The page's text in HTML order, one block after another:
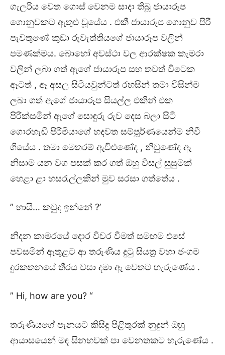
ගැලරිය වෙත ගොස් වෙනම සාදා තිබූ ජායාරූප
ගොනුවකට ඇතුළු වූයේය . එකී ජායාරූප ගොනුව පිරී
පැවතුණේ කුඩා රුවැත්තියගේ ජායාරූප වලින්
පමණක්මය. බොහෝ අවස්ථා වල ආරක්ෂක කැමරා
වලින් ලබා ගත් ඇගේ ජායාරූප සහ තවත් විටෙක
ඈටත් , ඈ අසල සිටියවුන්ටත් රහසින් තමා විසින්ම
ලබා ගත් ඇගේ ජායාරූප සියල්ල එකින් එක
පිරික්සමින් ඇගේ සොඳුරු රුව දෙස බලා සිටි
ගොරහැඬි පිරිමියාගේ හදවත සම්පූර්ණයෙන්ම නිවී
ගියේය . තමා මෙතරම් ඇවිළුණේද , නිවුණේද ඈ
නිසාම යන වග පසක් කර ගත් ඔහු විසල් සුසුමක්
හෙළා ළා හසරැල්ලකින් මුව සරසා ගත්තේය .
” හායි… කවුද ඉන්නේ ?’
නිදන කාමරයේ දොර විවර වීමත් සමඟම එසේ
පවසමින් ඇතුළට ආ තරුණිය දුටු සියත්‍ර වහා ජංගම
දුරකතනයේ තීරය වසා දමා ඈ වෙතට හැරුණේය .
” Hi, how are you? “
තරුණියගේ පැනයට කිසිදු පිළිතුරක් නුදුන් ඔහු
ආයාසයෙන් මඳ සිනහවක් පා වෙනතකට හැරුණේය .